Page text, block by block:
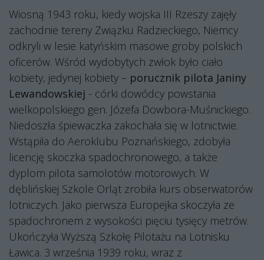
Wiosną 1943 roku, kiedy wojska III Rzeszy zajęły
zachodnie tereny Związku Radzieckiego, Niemcy
odkryli w lesie katyńskim masowe groby polskich
oficerów. Wśród wydobytych zwłok było ciało
kobiety, jedynej kobiety – porucznik pilota Janiny
Lewandowskiej - córki dowódcy powstania
wielkopolskiego gen. Józefa Dowbora-Muśnickiego.
Niedoszła śpiewaczka zakochała się w lotnictwie.
Wstąpiła do Aeroklubu Poznańskiego, zdobyła
licencję skoczka spadochronowego, a także
dyplom pilota samolotów motorowych. W
dęblińskiej Szkole Orląt zrobiła kurs obserwatorów
lotniczych. Jako pierwsza Europejka skoczyła ze
spadochronem z wysokości pięciu tysięcy metrów.
Ukończyła Wyższą Szkołę Pilotażu na Lotnisku
Ławica. 3 września 1939 roku, wraz z